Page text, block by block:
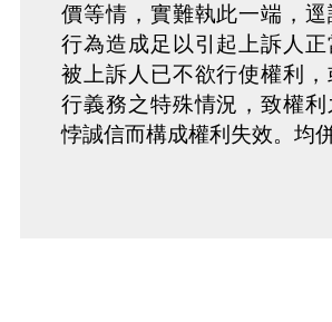
價等情，實難執此一端，逕
行為造成足以引起上訴人
被上訴人已不欲行使權利
行義務之特殊情況，致權
悖誠信而構成權利失效。均